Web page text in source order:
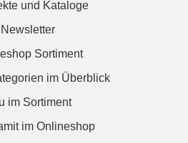
und Kataloge
Newsletter
Sortiment
im Überblick
im Sortiment
im Onlineshop